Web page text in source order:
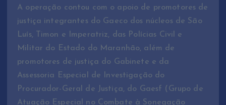
A operação contou com o apoio de promotores de
justiça integrantes do Gaeco dos núcleos de São
Luís, Timon e Imperatriz, das Polícias Civil e
Militar do Estado do Maranhão, além de
promotores de justiça do Gabinete e da
Assessoria Especial de Investigação do
Procurador-Geral de Justiça, do Gaesf (Grupo de
Atuação Especial no Combate à Sonegação